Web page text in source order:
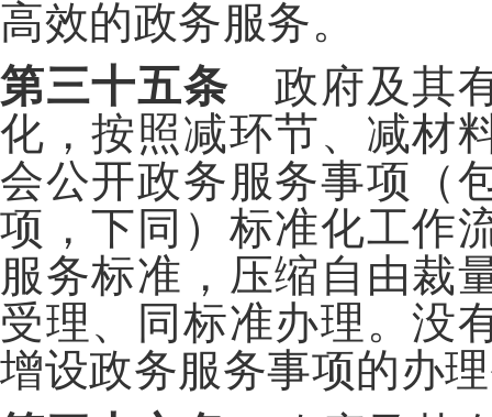
高效的政务服务。
第三十五条 政府及其
化，按照减环节、减材
会公开政务服务事项（
项，下同）标准化工作
服务标准，压缩自由裁
受理、同标准办理。没
增设政务服务事项的办